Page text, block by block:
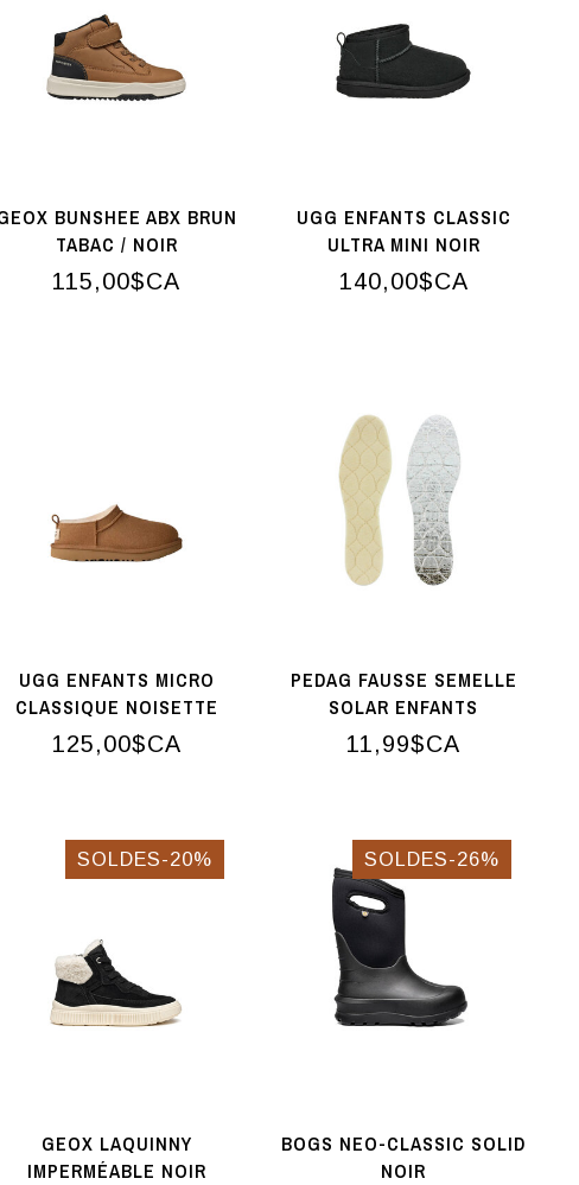
BUNSHEE ABX BRUN
TABAC / NOIR
115,00$CA
UGG ENFANTS CLASSIC
ULTRA MINI NOIR
140,00$CA
UGG ENFANTS MICRO
CLASSIQUE NOISETTE
125,00$CA
PEDAG FAUSSE SEMELLE
SOLAR ENFANTS
11,99$CA
SOLDES-20%
GEOX LAQUINNY
IMPERMÉABLE NOIR
SOLDES-26%
BOGS NEO-CLASSIC SOLID
NOIR